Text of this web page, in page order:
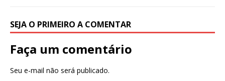
SEJA O PRIMEIRO A COMENTAR
Faça um comentário
Seu e-mail não será publicado.